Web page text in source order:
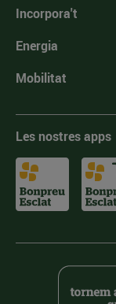
Incorpora't
Energia
Mobilitat
Les nostres apps